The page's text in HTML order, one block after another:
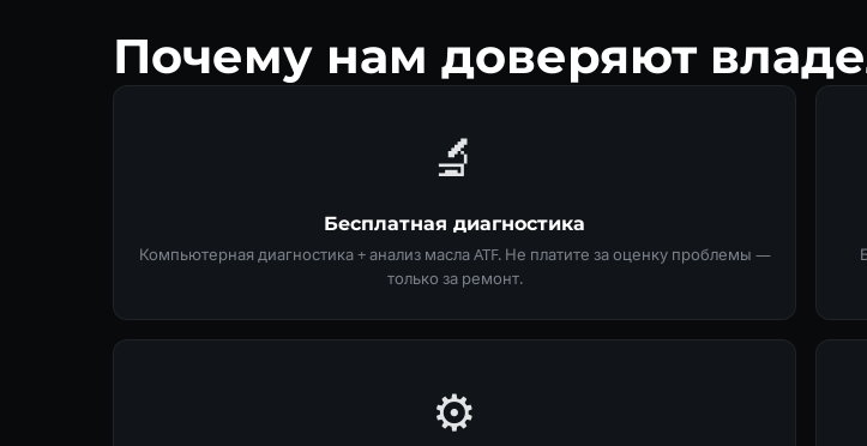
Почему нам доверяют
🔬
Бесплатная диагностика
Компьютерная диагностика + анализ масла ATF. Не платите за оценку проблемы —
только за ремонт.
⚙️